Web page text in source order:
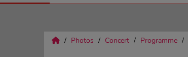
Photos Concert Programme